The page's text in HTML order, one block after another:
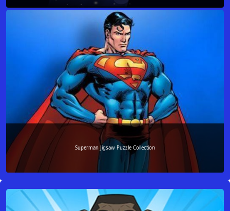
Superman Jigsaw Puzzle Collection